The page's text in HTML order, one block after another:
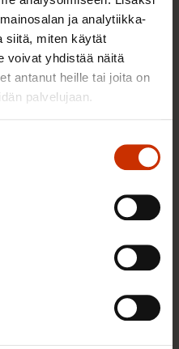
ja analytiikka-
siitä, miten käytät
voivat yhdistää näitä
antanut heille tai joita on
palvelujaan.
työsuhteissa? Lue